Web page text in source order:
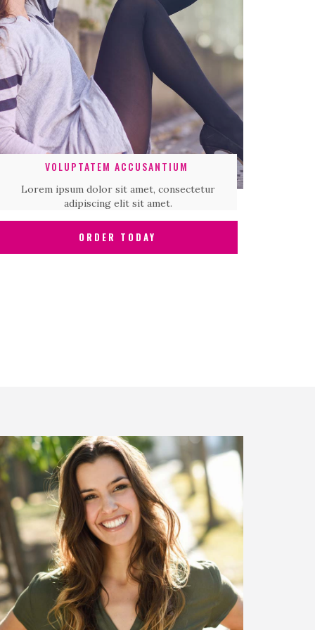
VOLUPTATEM ACCUSANTIUM
Lorem ipsum dolor sit amet, consectetur
adipiscing elit sit amet.
ORDER TODAY